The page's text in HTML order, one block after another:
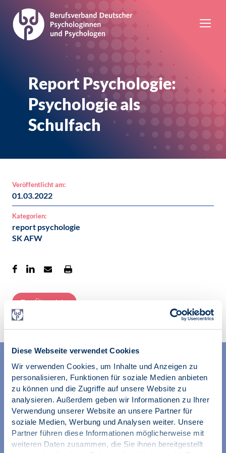
Diese Webseite verwendet Cookies
Wir verwenden Cookies, um Inhalte und Anzeigen zu
personalisieren, Funktionen für soziale Medien anbieten
zu können und die Zugriffe auf unsere Website zu
analysieren. Außerdem geben wir Informationen zu Ihrer
Verwendung unserer Website an unsere Partner für
soziale Medien, Werbung und Analysen weiter. Unsere
Partner führen diese Informationen möglicherweise mit
weiteren Daten zusammen, die Sie ihnen bereitgestellt
Report Psychologie:
Psychologie als
Schulfach
Veröffentlicht am:
01.03.2022
Kategorien:
report psychologie
SK AFW
Zur Übersicht
Wir unterstützen alle Psychologinnen und Psychologen in
ihrer Berufsausübung und bei der Festigung ihrer
professionellen Identität. Dies erreichen wir unter